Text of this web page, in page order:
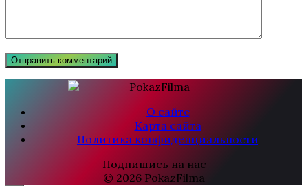
О сайте
Карта сайта
Политика конфиденциальности
Подпишись на нас
© 2026 PokazFilma